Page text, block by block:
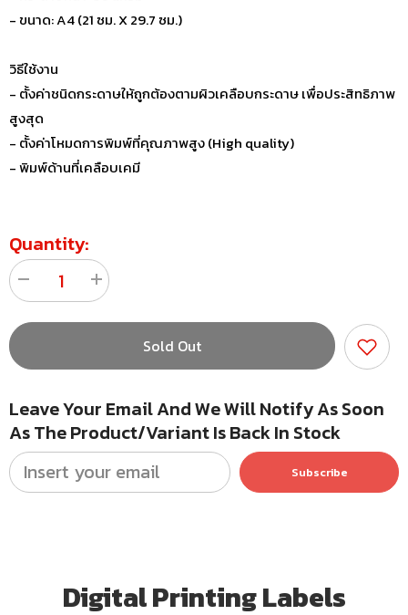
- ขนาด: A4 (21 ซม. X 29.7 ซม.)
วิธีใช้งาน
- ตั้งค่าชนิดกระดาษให้ถูกต้องตามผิวเคลือบกระดาษ เพื่อประสิทธิภาพ
สูงสุด
- ตั้งค่าโหมดการพิมพ์ที่คุณภาพสูง (High quality)
- พิมพ์ด้านที่เคลือบเคมี
Quantity:
Decrease
quantity
for
ขาว
เงา
A4
แพ็ค
50
Increase
quantity
for
ขาว
เงา
A4
แพ็ค
50
Sold Out
Leave Your Email And We Will Notify As Soon
As The Product/variant Is Back In Stock
Subscribe
Digital Printing Labels